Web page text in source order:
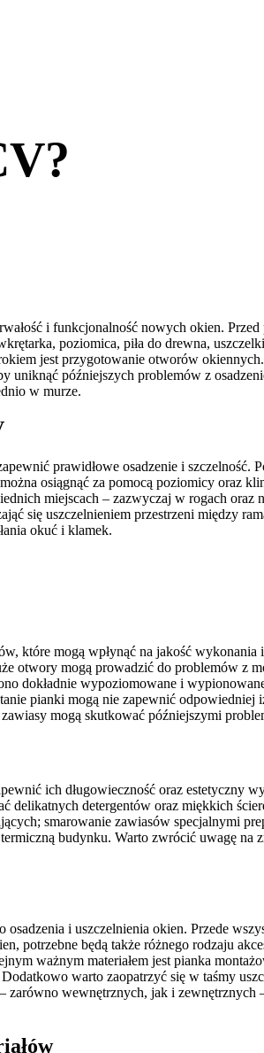
i funkcjonalność nowych okien.
poziomica, piła do drewna,
jest przygotowanie otworów
późniejszych problemów z
w murze.
prawidłowe osadzenie i
osiągnąć za pomocą poziomicy oraz
miejscach – zazwyczaj w rogach oraz
się uszczelnieniem przestrzeni między
okuć i klamek.
które mogą wpłynąć na jakość
otwory mogą prowadzić do problemów z
dokładnie wypoziomowane i
pianki mogą nie zapewnić
mogą skutkować późniejszymi
ich długowieczność oraz estetyczny
delikatnych detergentów oraz miękkich
smarowanie zawiasów specjalnymi
budynku. Warto zwrócić uwagę
i uszczelnienia okien. Przede
potrzebne będą także różnego rodzaju
ważnym materiałem jest pianka
warto zaopatrzyć się w taśmy
wewnętrznych, jak i